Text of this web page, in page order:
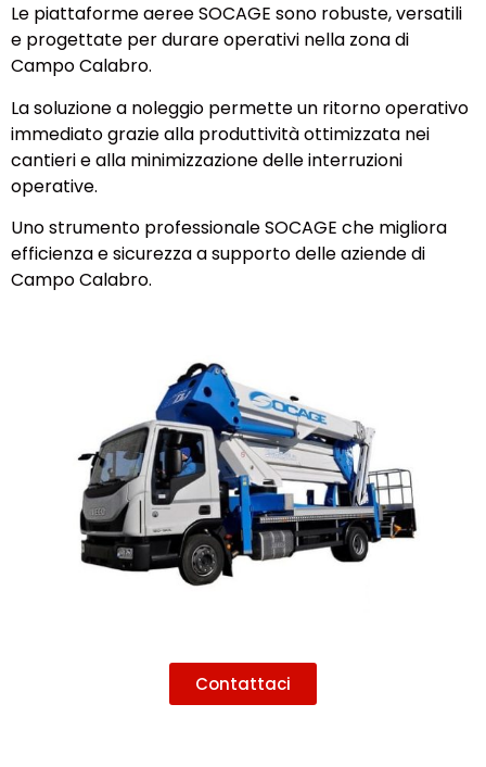
Le piattaforme aeree SOCAGE sono robuste, versatili
e progettate per durare operativi nella zona di
Campo Calabro.
La soluzione a noleggio permette un ritorno operativo
immediato grazie alla produttività ottimizzata nei
cantieri e alla minimizzazione delle interruzioni
operative.
Uno strumento professionale SOCAGE che migliora
efficienza e sicurezza a supporto delle aziende di
Campo Calabro.
Contattaci